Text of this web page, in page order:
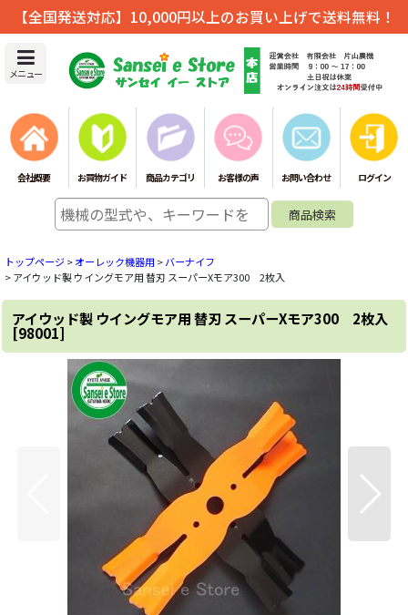
【全国発送対応】10,000円以上のお買い上げで送料無料！
メニュー
会社概要 お買物ガイド 商品カテゴリ お客様の声 お問い合わせ ログイン
トップページ>オーレック機器用 >バーナイフ
>アイウッド製 ウイングモア用 替刃 スーパーXモア300 2枚入
アイウッド製 ウイングモア用 替刃 スーパーXモア300 2枚入
[98001]